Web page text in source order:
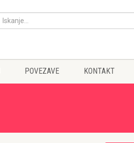
POVEZAVE KONTAKT